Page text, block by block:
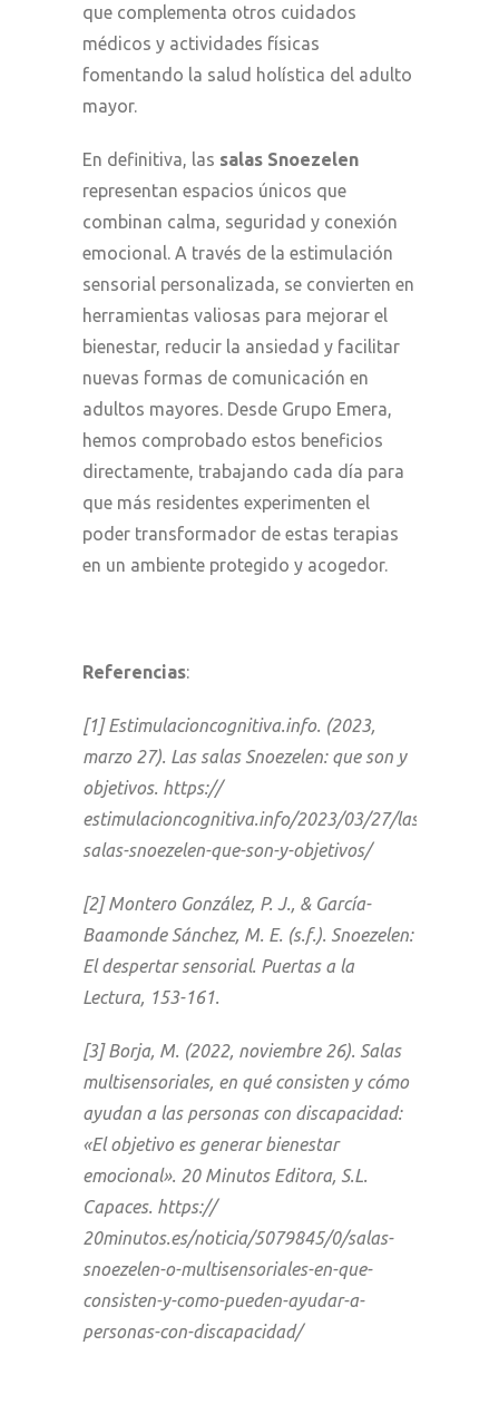
que complementa otros cuidados
médicos y actividades físicas
fomentando la salud holística del adulto
mayor.
En definitiva, las salas Snoezelen
representan espacios únicos que
combinan calma, seguridad y conexión
emocional. A través de la estimulación
sensorial personalizada, se convierten en
herramientas valiosas para mejorar el
bienestar, reducir la ansiedad y facilitar
nuevas formas de comunicación en
adultos mayores. Desde Grupo Emera,
hemos comprobado estos beneficios
directamente, trabajando cada día para
que más residentes experimenten el
poder transformador de estas terapias
en un ambiente protegido y acogedor.
Referencias:
[1] Estimulacioncognitiva.info. (2023,
marzo 27). Las salas Snoezelen: que son y
objetivos. https://
estimulacioncognitiva.info/2023/03/27/las-
salas-snoezelen-que-son-y-objetivos/
[2] Montero González, P. J., & García-
Baamonde Sánchez, M. E. (s.f.). Snoezelen:
El despertar sensorial. Puertas a la
Lectura, 153-161.
[3] Borja, M. (2022, noviembre 26). Salas
multisensoriales, en qué consisten y cómo
ayudan a las personas con discapacidad:
«El objetivo es generar bienestar
emocional». 20 Minutos Editora, S.L.
Capaces. https://
20minutos.es/noticia/5079845/0/salas-
snoezelen-o-multisensoriales-en-que-
consisten-y-como-pueden-ayudar-a-
personas-con-discapacidad/